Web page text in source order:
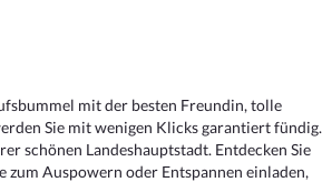
mit der besten Freundin, tolle
Sie mit wenigen Klicks garantiert fündig.
schönen Landeshauptstadt. Entdecken Sie
Auspowern oder Entspannen einladen,